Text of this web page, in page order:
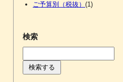
ご予算別（税抜） (1)
検索